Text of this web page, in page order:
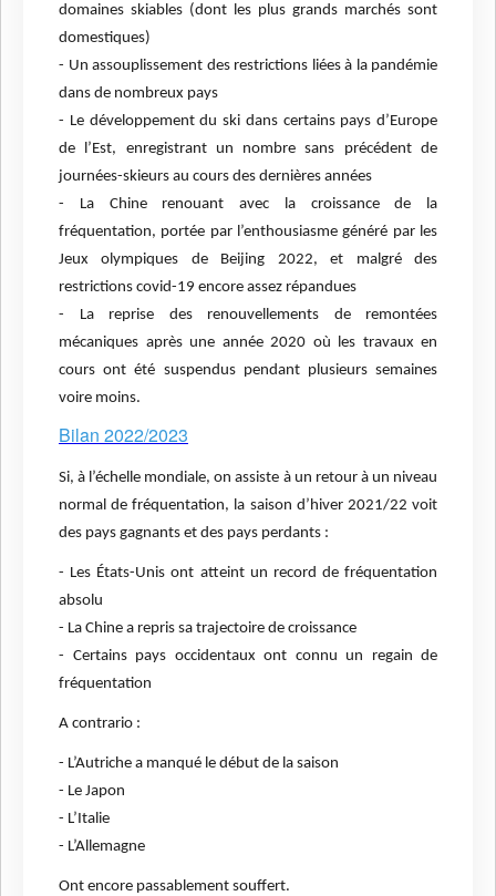
domaines skiables (dont les plus grands marchés sont
domestiques)
- Un assouplissement des restrictions liées à la pandémie
dans de nombreux pays
- Le développement du ski dans certains pays d’Europe
de l’Est, enregistrant un nombre sans précédent de
journées-skieurs au cours des dernières années
- La Chine renouant avec la croissance de la
fréquentation, portée par l’enthousiasme généré par les
Jeux olympiques de Beijing 2022, et malgré des
restrictions covid-19 encore assez répandues
- La reprise des renouvellements de remontées
mécaniques après une année 2020 où les travaux en
cours ont été suspendus pendant plusieurs semaines
voire moins.
Bilan 2022/2023
Si, à l’échelle mondiale, on assiste à un retour à un niveau
normal de fréquentation, la saison d’hiver 2021/22 voit
des pays gagnants et des pays perdants :
- Les États-Unis ont atteint un record de fréquentation
absolu
- La Chine a repris sa trajectoire de croissance
- Certains pays occidentaux ont connu un regain de
fréquentation
A contrario :
- L’Autriche a manqué le début de la saison
- Le Japon
- L’Italie
- L’Allemagne
Ont encore passablement souffert.